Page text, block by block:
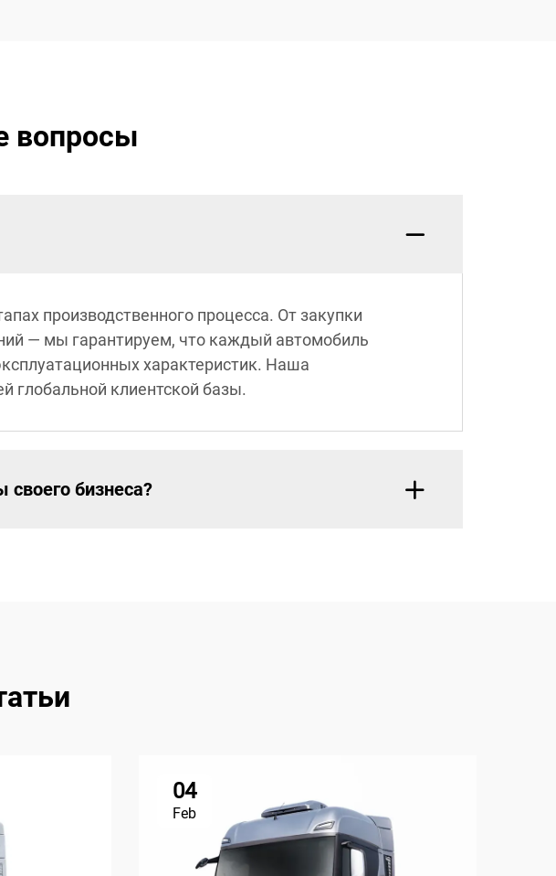
вопросы
производственного процесса. От закупки
— мы гарантируем, что каждый автомобиль
характеристик. Наша
глобальной клиентской базы.
своего бизнеса?
04
Feb